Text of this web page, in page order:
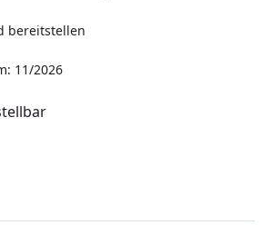
bereitstellen
11/2026